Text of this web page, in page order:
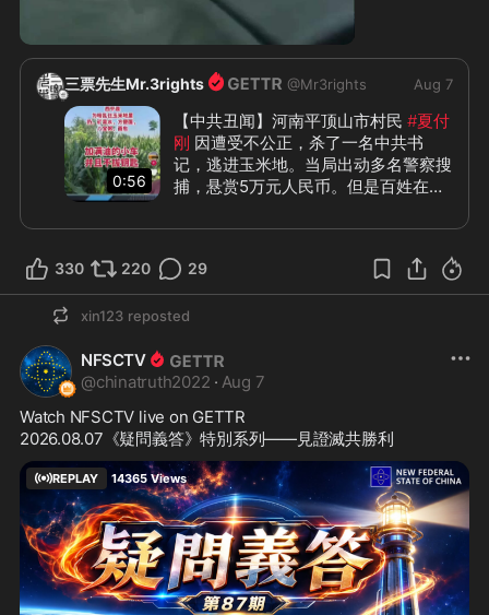
0:18
三票先生Mr.3rights @Mr3rights Aug 7
0:56
【中共丑闻】河南平顶山市村民 #夏付
刚 因遭受不公正，杀了一名中共书
记，逃进玉米地。当局出动多名警察搜
捕，悬赏5万元人民币。但是百姓在野
钥匙的车帮助英雄脱险。至今已经超过
一周，当局仍然没有抓到人，估计已经
逃出警方的搜捕范围。中国民众已经觉
醒，无数民众在用自己的方式和中共对
着干，这就是民意、民心！
#中共丑闻 #三票先生
330 220 29
xin123 reposted
NFSCTV
@chinatruth2022 · Aug 7
Watch NFSCTV live on GETTR
2026.08.07《疑問義答》特別系列——見證滅共勝利
REPLAY 14365 Views